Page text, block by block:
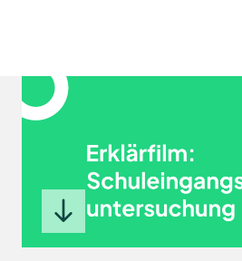
Osnabrück
Gesunde
Wittlager
GmbH
Kreismusikschule
Termine
sowie
Veranstaltungen
Landkreises
Postfach
Kreishaus
Osnabrück
Schölerberg
49082
Osnabrück
Kontaktaufnahme
0541
aus,
um
jeweilige
Website
zu